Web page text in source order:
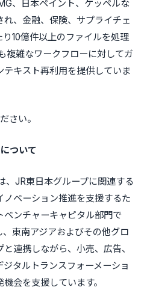
、日本ペイント、ケッペルな
、金融、保険、サプライチェ
10億件以上のファイルを処理
複雑なワークフローに対してガ
キスト再利用を提供していま
さい。
ついて
、JR東日本グループに関連する
ベーション推進を支援するた
ンチャーキャピタル部門で
東南アジアおよびその他グロ
連携しながら、小売、広告、
タルトランスフォーメーショ
会を支援しています。